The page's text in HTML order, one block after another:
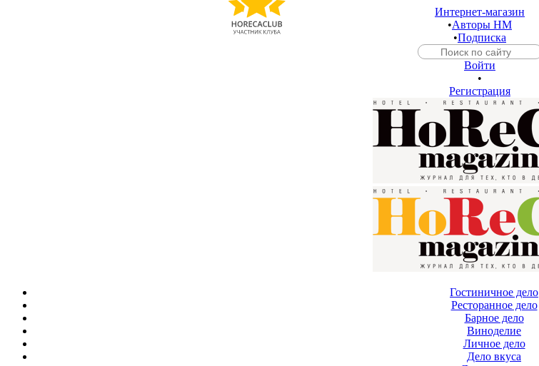
Интернет-магазин
•Авторы HM
•Подписка
Войти
•
Регистрация
Гостиничное дело
Ресторанное дело
Барное дело
Виноделие
Личное дело
Дело вкуса